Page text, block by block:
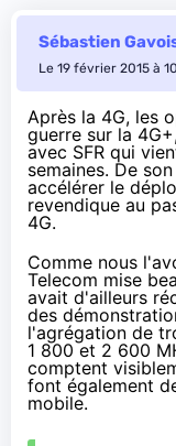
Sébastien
Le 19 février 2015 à
Après la 4G, les
guerre sur la
avec SFR qui
semaines. De
accélérer le
revendique au
4G.
Comme nous
Telecom mise
avait d'ailleurs
des
l'agrégation de
1 800 et 2 600
comptent
font également
mobile.